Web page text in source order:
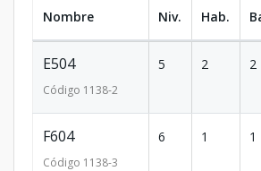
Nombre Niv. Hab.
E504
Código 1138-2
5 2 2
F604
Código 1138-3
6 1 1